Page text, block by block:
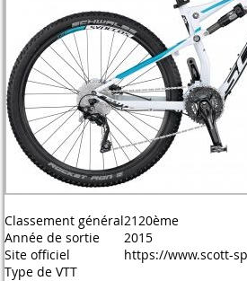
Classement général2120ème
Année de sortie
2015
Site officiel
https://www.scott-
Type de VTT